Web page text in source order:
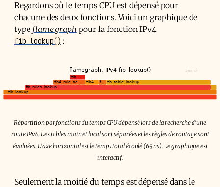
Regardons où le temps CPU est dépensé pour
chacune des deux fonctions. Voici un graphique de
type flame graph pour la fonction IPv4
fib_lookup():
Répartition par fonctions du temps CPU dépensé lors de la recherche d'une
route IPv4. Les tables main et local sont séparées et les règles de routage sont
évaluées. L'axe horizontal est le temps total écoulé (65 ns). Le graphique est
interactif.
Seulement la moitié du temps est dépensé dans le